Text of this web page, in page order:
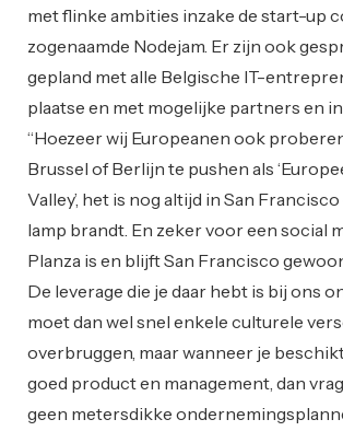
met flinke ambities inzake de start-up
zogenaamde Nodejam. Er zijn ook
gepland met alle Belgische IT-
plaatse en met mogelijke partners en
“Hoezeer wij Europeanen ook
Brussel of Berlijn te pushen als
Valley’, het is nog altijd in San Francisco
lamp brandt. En zeker voor een social
Planza is en blijft San Francisco
De leverage die je daar hebt is bij ons
moet dan wel snel enkele culturele
overbruggen, maar wanneer je
goed product en management, dan
geen metersdikke